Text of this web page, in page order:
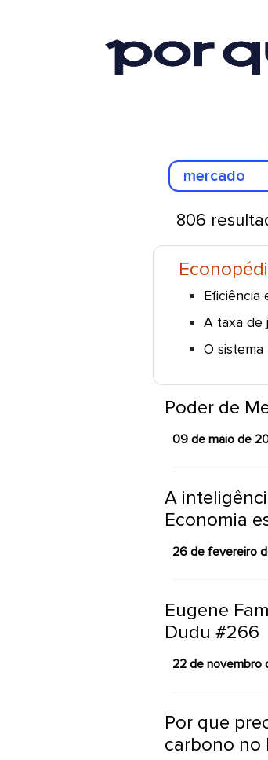
806
Eficiência
A taxa de
O
Poder de
09 de maio de
A
Economia
26 de fevereiro
Eugene
Dudu #266
22 de novembro
Por que
carbono no